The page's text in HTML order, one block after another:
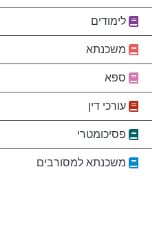
לימודים
משכנתא
ספא
עורכי דין
פסיכומטרי
משכנתא למסורבים